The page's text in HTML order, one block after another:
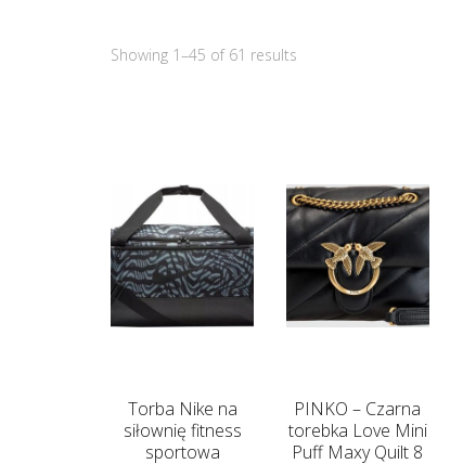
Showing 1–45 of 61 results
Torba Nike na
siłownię fitness
sportowa
PINKO – Czarna
torebka Love Mini
Puff Maxy Quilt 8